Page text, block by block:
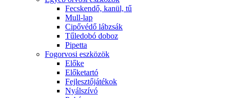
Fecskendő, kanül, tű
Mull-lap
Cipővédő lábzsák
Tűledobó doboz
Pipetta
Fogorvosi eszközök
Előke
Előketartó
Fejlesztőjátékok
Nyálszívó